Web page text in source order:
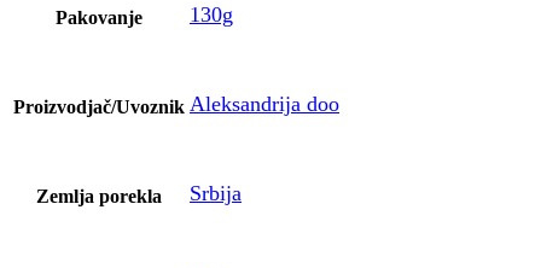
Pakovanje 130g
Proizvodjač/Uvoznik Aleksandrija doo
Zemlja porekla Srbija